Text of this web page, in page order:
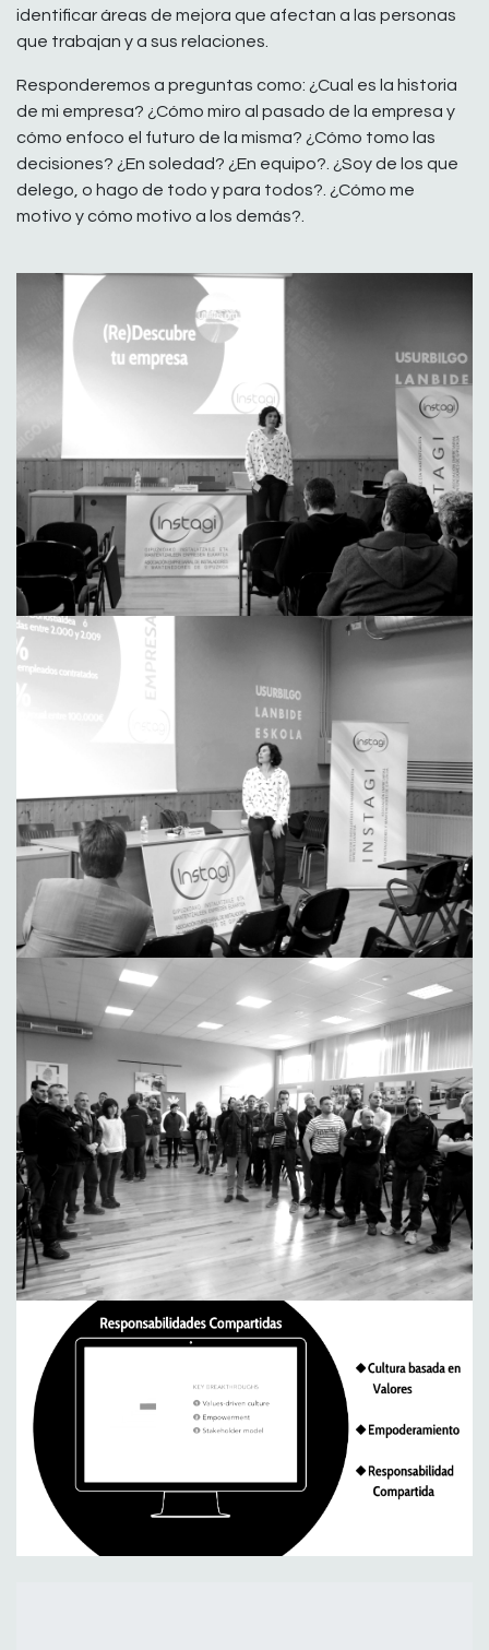
identificar áreas de mejora que afectan a las personas
que trabajan y a sus relaciones.
Responderemos a preguntas como: ¿Cual es la historia
de mi empresa? ¿Cómo miro al pasado de la empresa y
cómo enfoco el futuro de la misma? ¿Cómo tomo las
decisiones? ¿En soledad? ¿En equipo?. ¿Soy de los que
delego, o hago de todo y para todos?. ¿Cómo me
motivo y cómo motivo a los demás?.